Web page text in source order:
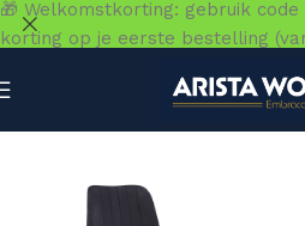
🎁 Welkomstkorting: gebruik code
korting op je eerste bestelling